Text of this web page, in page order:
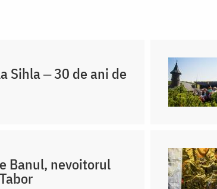
Sihla ‒ 30 de ani de
Banul, nevoitorul